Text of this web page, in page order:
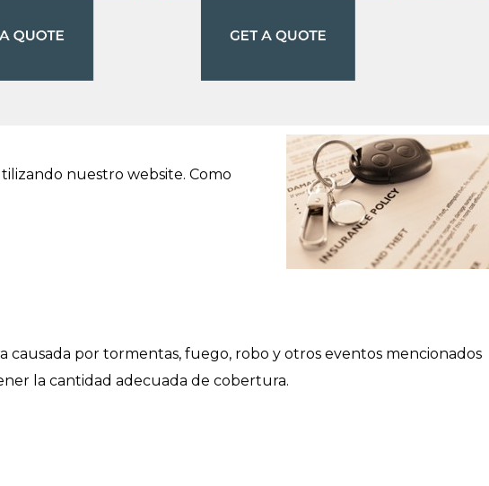
nuestro website. Como
por tormentas, fuego, robo y otros eventos mencionados
la cantidad adecuada de cobertura.